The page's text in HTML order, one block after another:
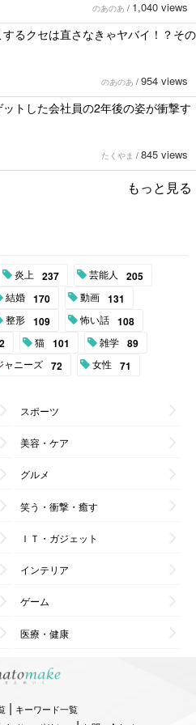
のあのあ / 1,040 views
るクセは直さなきゃヤバイ！？その
のあのあ / 954 views
トした会社員の2年後の姿が衝撃す
たくやま / 845 views
もっと見る
炎上 237 芸能人 205
結婚 170 動画 131
整形 109 怖い話 108
猫 101 雑学 89
ャニーズ 72 女性 71
スポーツ
美容・ケア
グルメ
笑う・衝撃・癒す
ＩＴ・ガジェット
インテリア
ゲーム
医療・健康
| キーワード一覧